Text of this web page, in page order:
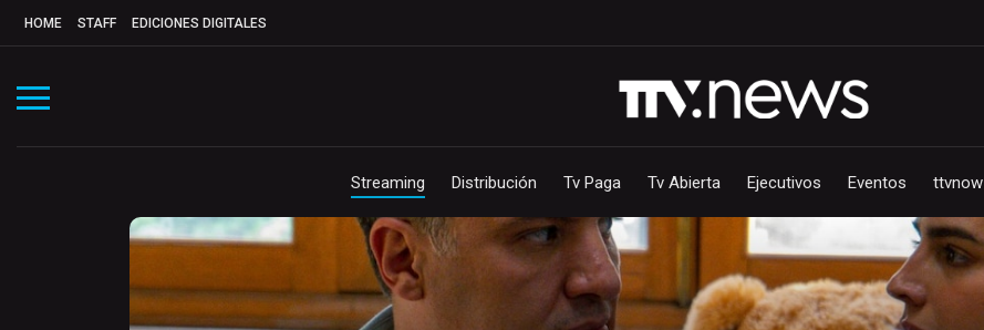
HOME STAFF EDICIONES DIGITALES
Streaming Distribución Tv Paga Tv Abierta Ejecutivos Eventos ttvnow